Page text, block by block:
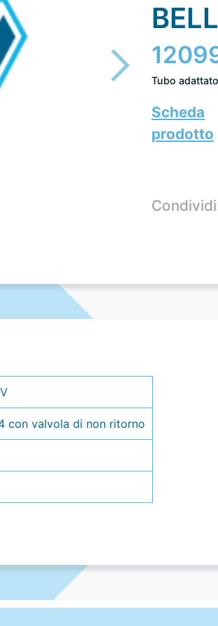
Tubo
Scheda
prodotto
con valvola di non ritorno